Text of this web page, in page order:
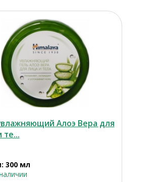
Алоэ Вера для
те...
300 мл